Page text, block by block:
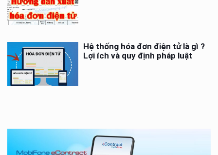
Hệ thống hóa đơn điện tử là gì ?
Lợi ích và quy định pháp luật